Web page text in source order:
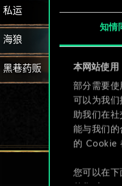
知情
本网站使
部分需要
可以为我
助我们在社
能与我们
的 Cookie
您可以在
私运
海狼
黑巷药贩